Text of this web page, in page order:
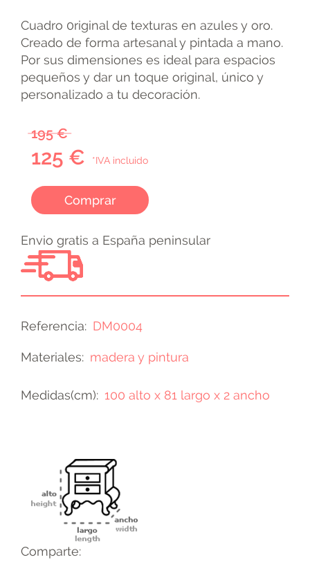
Cuadro 0riginal de texturas en azules y oro.
Creado de forma artesanal y pintada a mano.
Por sus dimensiones es ideal para espacios
pequeños y dar un toque original, único y
personalizado a tu decoración.
195 €
125 € *IVA incluido
Comprar
Envio gratis a España peninsular
Referencia DM0004
Materiales madera y pintura
Medidas(cm) 100 alto x 81 largo x 2 ancho
Comparte: